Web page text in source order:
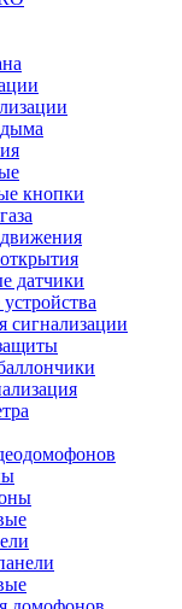
кнопки
датчики
сигнализации